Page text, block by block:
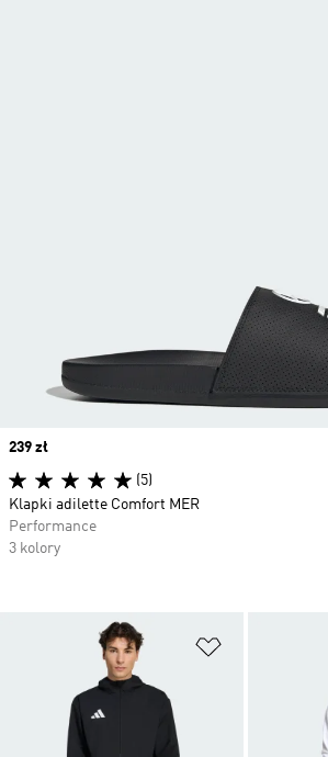
Dodaj do
Price
239 zł
(5)
Klapki adilette Comfort MER
Performance
3 kolory